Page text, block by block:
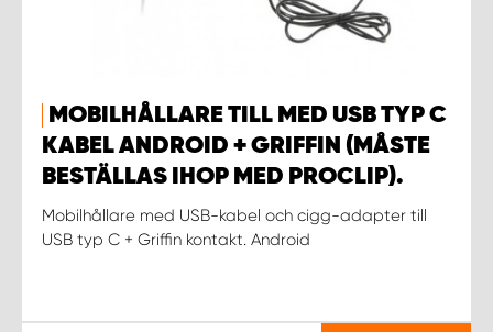
MOBILHÅLLARE TILL MED USB TYP C
KABEL ANDROID + GRIFFIN (MÅSTE
BESTÄLLAS IHOP MED PROCLIP).
Mobilhållare med USB-kabel och cigg-adapter till
USB typ C + Griffin kontakt. Android